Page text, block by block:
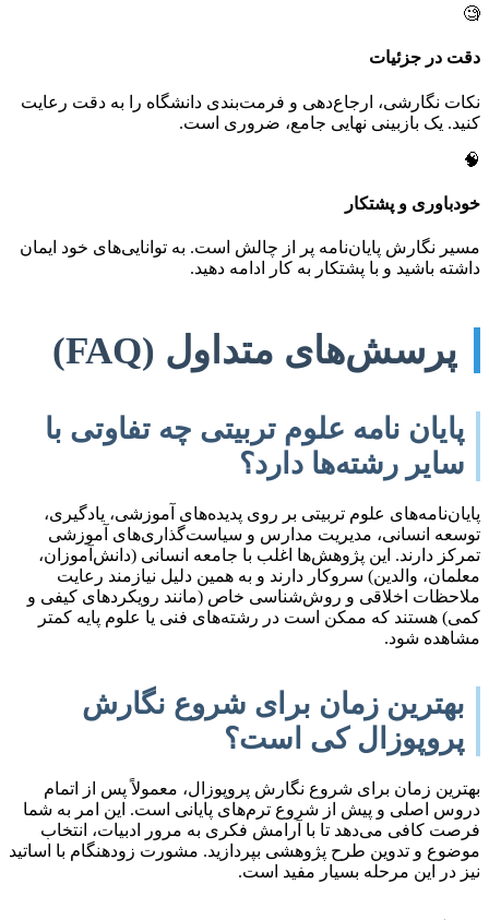
🧐
دقت در جزئیات
نکات نگارشی، ارجاع‌دهی و فرمت‌بندی دانشگاه را به دقت رعایت
کنید. یک بازبینی نهایی جامع، ضروری است.
🧠
خودباوری و پشتکار
مسیر نگارش پایان‌نامه پر از چالش است. به توانایی‌های خود ایمان
داشته باشید و با پشتکار به کار ادامه دهید.
پرسش‌های متداول (FAQ)
پایان نامه علوم تربیتی چه تفاوتی با
سایر رشته‌ها دارد؟
پایان‌نامه‌های علوم تربیتی بر روی پدیده‌های آموزشی، یادگیری،
توسعه انسانی، مدیریت مدارس و سیاست‌گذاری‌های آموزشی
تمرکز دارند. این پژوهش‌ها اغلب با جامعه انسانی (دانش‌آموزان،
معلمان، والدین) سروکار دارند و به همین دلیل نیازمند رعایت
ملاحظات اخلاقی و روش‌شناسی خاص (مانند رویکردهای کیفی و
کمی) هستند که ممکن است در رشته‌های فنی یا علوم پایه کمتر
مشاهده شود.
بهترین زمان برای شروع نگارش
پروپوزال کی است؟
بهترین زمان برای شروع نگارش پروپوزال، معمولاً پس از اتمام
دروس اصلی و پیش از شروع ترم‌های پایانی است. این امر به شما
فرصت کافی می‌دهد تا با آرامش فکری به مرور ادبیات، انتخاب
موضوع و تدوین طرح پژوهشی بپردازید. مشورت زودهنگام با اساتید
نیز در این مرحله بسیار مفید است.